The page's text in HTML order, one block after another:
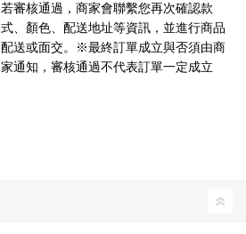
若審核通過，商家會聯繫您再次確認款
式、顏色、配送地址等資訊，並進行商品
配送或面交。※最終訂單成立與否須由商
家通知，審核通過不代表訂單一定成立